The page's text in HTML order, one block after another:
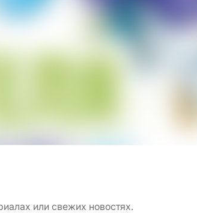
или свежих новостях.